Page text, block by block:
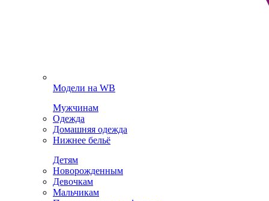
Модели на WB
Мужчинам
Одежда
Домашняя одежда
Нижнее бельё
Детям
Новорожденным
Девочкам
Мальчикам